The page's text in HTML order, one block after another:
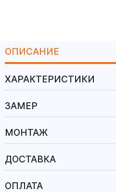
ОПИСАНИЕ
ХАРАКТЕРИСТИКИ
ЗАМЕР
МОНТАЖ
ДОСТАВКА
ОПЛАТА